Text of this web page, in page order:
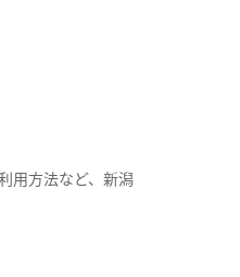
用方法など、新潟